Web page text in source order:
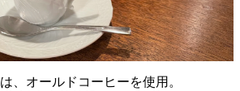
、オールドコーヒーを使用。